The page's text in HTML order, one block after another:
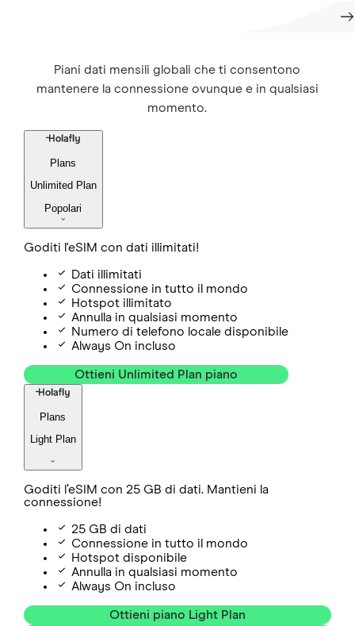
Piani dati mensili globali che ti consentono
mantenere la connessione ovunque e in qualsiasi
momento.
Plans
Unlimited Plan
Popolari
Goditi l'eSIM con dati illimitati!
Dati illimitati
Connessione in tutto il mondo
Hotspot illimitato
Annulla in qualsiasi momento
Numero di telefono locale disponibile
Always On incluso
Ottieni Unlimited Plan piano
Plans
Light Plan
Goditi l’eSIM con 25 GB di dati. Mantieni la
connessione!
25 GB di dati
Connessione in tutto il mondo
Hotspot disponibile
Annulla in qualsiasi momento
Always On incluso
Ottieni piano Light Plan